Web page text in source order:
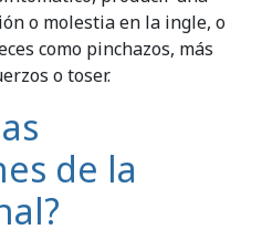
o molestia en la ingle, o
como pinchazos, más
o toser.
de la